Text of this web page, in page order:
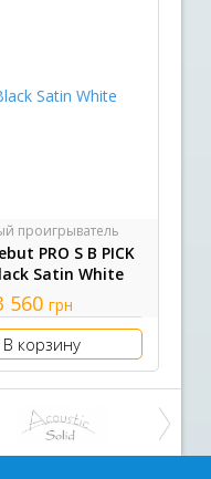
проигрыватель
PRO S B PICK
Satin White
560грн
В корзину